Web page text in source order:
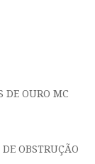
DE OURO MC
OBSTRUÇÃO